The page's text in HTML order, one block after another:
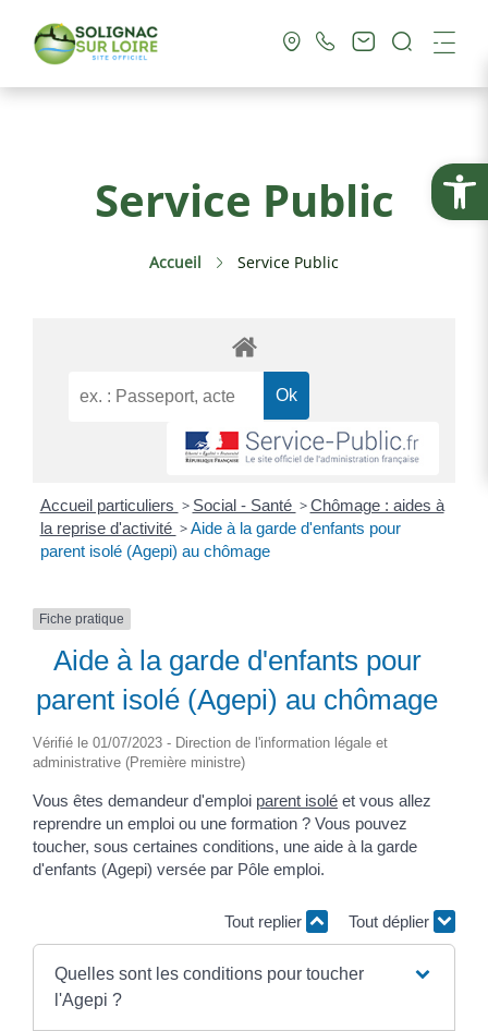
Ouvrir
Vie Pratique
Culture & Loisirs
Service Public
Service Public
Accueil Service Public
Accueil particuliers > Social - Santé > Chômage : aides à
la reprise d'activité > Aide à la garde d'enfants pour
parent isolé (Agepi) au chômage
Fiche pratique
Aide à la garde d'enfants pour
parent isolé (Agepi) au chômage
Vérifié le 01/07/2023 - Direction de l'information légale et
administrative (Première ministre)
Vous êtes demandeur d'emploi parent isolé et vous allez
reprendre un emploi ou une formation ? Vous pouvez
toucher, sous certaines conditions, une aide à la garde
d'enfants (Agepi) versée par Pôle emploi.
Tout replier Tout déplier
Quelles sont les conditions pour toucher
l'Agepi ?